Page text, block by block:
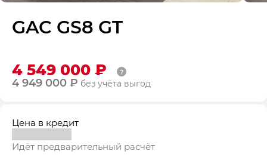
GAC GS8 GT
4 549 000 ₽
4 949 000 ₽ без учёта выгод
Цена в кредит
Идёт предварительный расчёт